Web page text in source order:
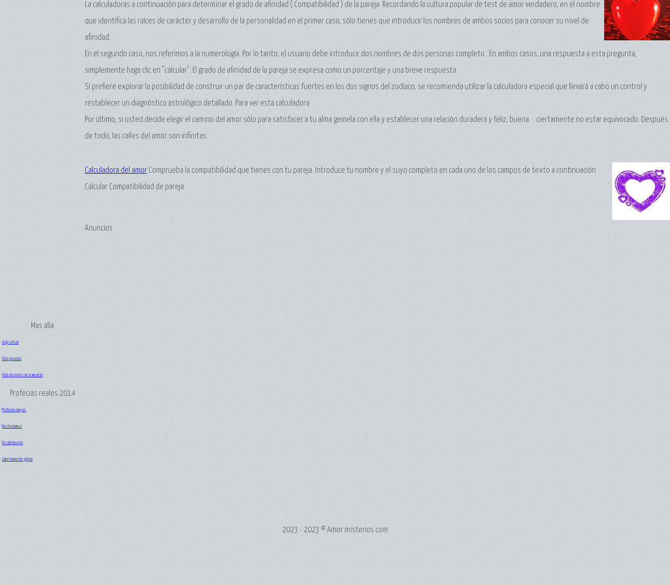
Mas alla
· Ouija virtual
· Vida pasadas
· Vida después de la muerte
Profecias reales 2014
· Profecías mayas
· Nostradamus
· Fin del mundo
· Calentamiento global
La calculadoras a continuación para determinar el grado de afinidad ( Compatibilidad ) de la pareja. Recordando la cultura popular de test de amor verdadero, en el nombre
que identifica las raíces de carácter y desarrollo de la personalidad en el primer caso, sólo tienes que introducir los nombres de ambos socios para conocer su nivel de
afinidad.
En el segundo caso, nos referimos a la numerología. Por lo tanto, el usuario debe introducir dos nombres de dos personas completo . En ambos casos, una respuesta a esta pregunta,
simplemente haga clic en "calcular". El grado de afinidad de la pareja se expresa como un porcentaje y una breve respuesta.
Si prefiere explorar la posibilidad de construir un par de características fuertes en los dos signos del zodíaco, se recomienda utilizar la calculadora especial que llevará a cabo un control y
restablecer un diagnóstico astrológico detallado. Para ver esta calculadora
Por último, si usted decide elegir el camino del amor sólo para satisfacer a tu alma gemela con ella y establecer una relación duradera y feliz, buena ... ciertamente no estar equivocado. Después
de todo, las calles del amor son infinitas.
Calculadora del amor Comprueba la compatibilidad que tienes con tu pareja. Introduce tu nombre y el suyo completo en cada uno de los campos de texto a continuación
Calcular Compatibilidad de pareja
Anuncios
2023 - 2023 © Amor misterios.com